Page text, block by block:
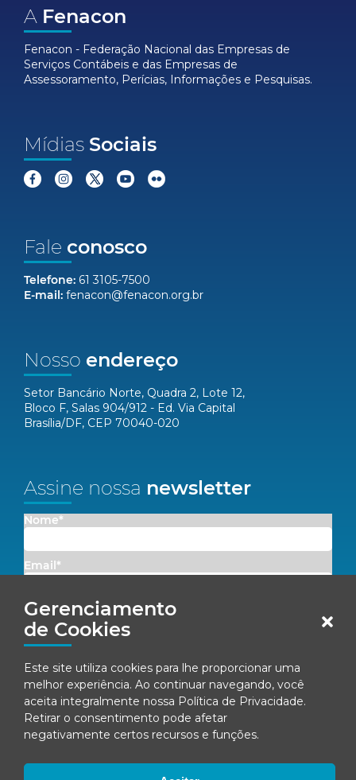
Gerenciamento
de Cookies
Este site utiliza cookies para lhe proporcionar uma
melhor experiência. Ao continuar navegando, você
aceita integralmente nossa Política de Privacidade.
Retirar o consentimento pode afetar
negativamente certos recursos e funções.
A Fenacon
Fenacon - Federação Nacional das Empresas de
Serviços Contábeis e das Empresas de
Assessoramento, Perícias, Informações e Pesquisas.
Mídias Sociais
Fale conosco
Telefone: 61 3105-7500
E-mail: fenacon@fenacon.org.br
Nosso endereço
Setor Bancário Norte, Quadra 2, Lote 12,
Bloco F, Salas 904/912 - Ed. Via Capital
Brasília/DF, CEP 70040-020
Assine nossa newsletter
Nome*
Email*
Concordo em receber comunicações da Fenacon.
Ao se inscrever, você concorda com nossaPolítica de Privacidade